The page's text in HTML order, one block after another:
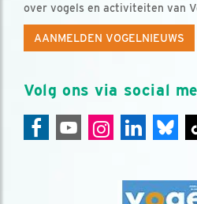
over vogels en activiteiten van
AANMELDEN VOGELNIEUWS
Volg ons via social